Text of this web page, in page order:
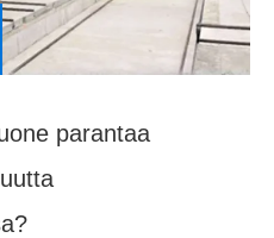
parantaa